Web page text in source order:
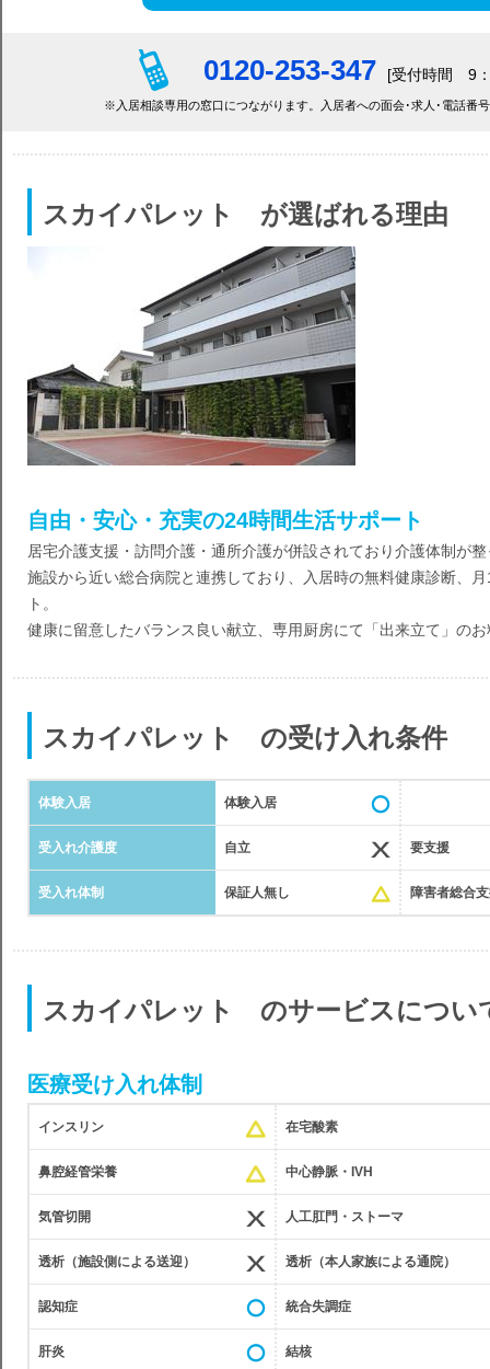
0120-253-347 [受付時間 9
※入居相談専用の窓口につながります。入居者への面会･求人･電話番
スカイパレット が選ばれる理由
自由・安心・充実の24時間生活サポート
居宅介護支援・訪問介護・通所介護が併設されており介護体制が
施設から近い総合病院と連携しており、入居時の無料健康診断、
ト。
健康に留意したバランス良い献立、専用厨房にて「出来立て」の
スカイパレット の受け入れ条件
体験入居 体験入居
受入れ介護度 自立 要支援
受入れ体制 保証人無し 障害者総合
スカイパレット のサービスについ
医療受け入れ体制
インスリン 在宅酸素
鼻腔経管栄養 中心静脈・IVH
気管切開 人工肛門・ストーマ
透析（施設側による送迎） 透析（本人家族による通院）
認知症 統合失調症
肝炎 結核